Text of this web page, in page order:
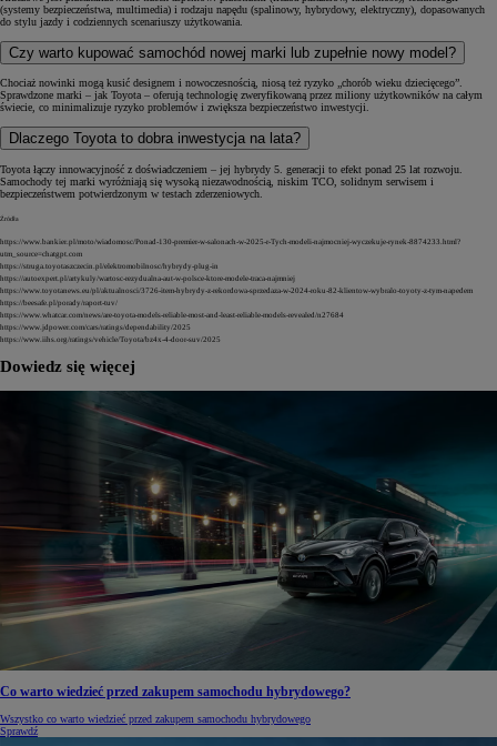
(systemy bezpieczeństwa, multimedia) i rodzaju napędu (spalinowy, hybrydowy, elektryczny), dopasowanych
do stylu jazdy i codziennych scenariuszy użytkowania.
Czy warto kupować samochód nowej marki lub zupełnie nowy model?
Chociaż nowinki mogą kusić designem i nowoczesnością, niosą też ryzyko „chorób wieku dziecięcego”.
Sprawdzone marki – jak Toyota – oferują technologię zweryfikowaną przez miliony użytkowników na całym
świecie, co minimalizuje ryzyko problemów i zwiększa bezpieczeństwo inwestycji.
Dlaczego Toyota to dobra inwestycja na lata?
Toyota łączy innowacyjność z doświadczeniem – jej hybrydy 5. generacji to efekt ponad 25 lat rozwoju.
Samochody tej marki wyróżniają się wysoką niezawodnością, niskim TCO, solidnym serwisem i
bezpieczeństwem potwierdzonym w testach zderzeniowych.
Źródła
https://www.bankier.pl/moto/wiadomosc/Ponad-130-premier-w-salonach-w-2025-r-Tych-modeli-najmocniej-wyczekuje-rynek-8874233.html?
utm_source=chatgpt.com
https://struga.toyotaszczecin.pl/elektromobilnosc/hybrydy-plug-in
https://autoexpert.pl/artykuly/wartosc-rezydualna-aut-w-polsce-ktore-modele-traca-najmniej
https://www.toyotanews.eu/pl/aktualnosci/3726-item-hybrydy-z-rekordowa-sprzedaza-w-2024-roku-82-klientow-wybralo-toyoty-z-tym-napedem
https://beesafe.pl/porady/raport-tuv/
https://www.whatcar.com/news/are-toyota-models-reliable-most-and-least-reliable-models-revealed/n27684
https://www.jdpower.com/cars/ratings/dependability/2025
https://www.iihs.org/ratings/vehicle/Toyota/bz4x-4-door-suv/2025
Dowiedz się więcej
Co warto wiedzieć przed zakupem samochodu hybrydowego?
Wszystko co warto wiedzieć przed zakupem samochodu hybrydowego
Sprawdź